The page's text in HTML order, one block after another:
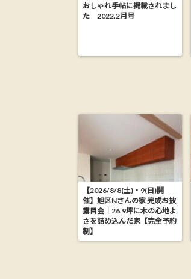
おしゃれ手帖に掲載されまし
た 2022.2月号
【2026/8/8(土)・9(日)開
催】旭区Nさんの家 完成お披
露目会｜26.9坪に木の心地よ
さを詰め込んだ家【完全予約
制】